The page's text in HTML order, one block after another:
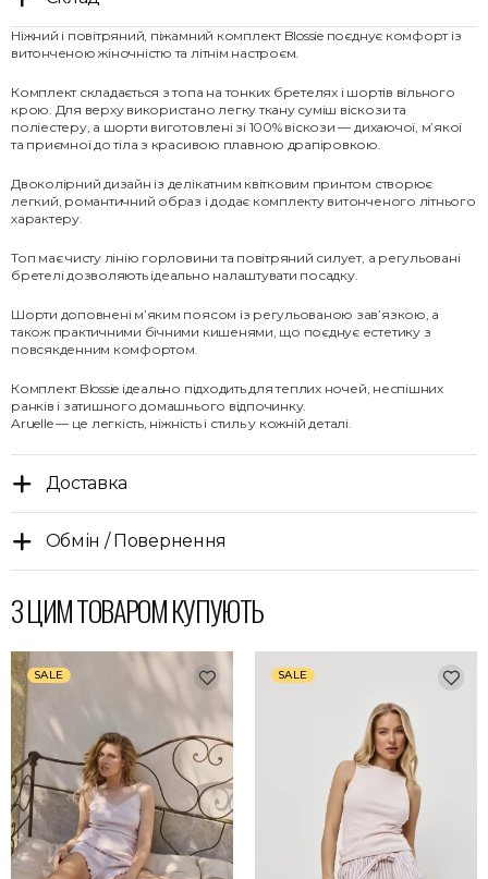
Ніжний і повітряний, піжамний комплект Blossie поєднує комфорт із
витонченою жіночністю та літнім настроєм.
Комплект складається з топа на тонких бретелях і шортів вільного
крою. Для верху використано легку ткану суміш віскози та
поліестеру, а шорти виготовлені зі 100% віскози — дихаючої, м’якої
та приємної до тіла з красивою плавною драпіровкою.
Двоколірний дизайн із делікатним квітковим принтом створює
легкий, романтичний образ і додає комплекту витонченого літнього
характеру.
Топ має чисту лінію горловини та повітряний силует, а регульовані
бретелі дозволяють ідеально налаштувати посадку.
Шорти доповнені м’яким поясом із регульованою зав’язкою, а
також практичними бічними кишенями, що поєднує естетику з
повсякденним комфортом.
Комплект Blossie ідеально підходить для теплих ночей, неспішних
ранків і затишного домашнього відпочинку.
Aruelle — це легкість, ніжність і стиль у кожній деталі.
Доставка
Обмін / Повернення
З ЦИМ ТОВАРОМ КУПУЮТЬ
SALE SALE